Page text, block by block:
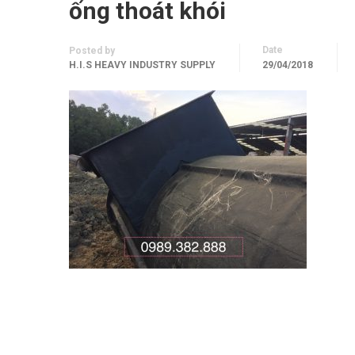
ống thoát khói
Posted by
H.I.S HEAVY INDUSTRY SUPPLY
Date
29/04/2018